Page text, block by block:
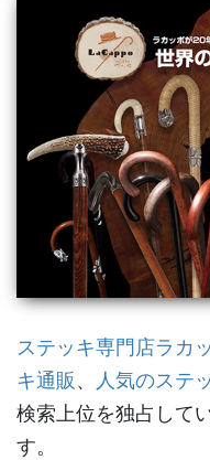
ステッキ専門店ラカ
キ通販 、 人気のステ
検索上位を独占して
す。